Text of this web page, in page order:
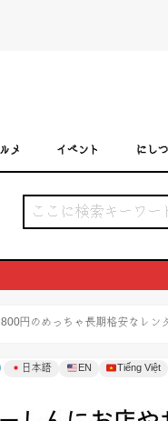
メ
イベント
にし
円のめっちゃ長期格安なレン
日本語 EN Tiếng Việt